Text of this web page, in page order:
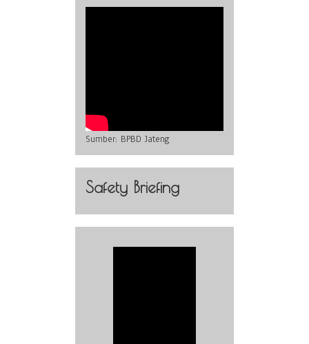
Sumber: BPBD Jateng
Safety Briefing